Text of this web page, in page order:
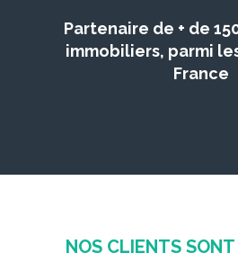
Partenaire de + de
immobiliers, parmi
France
NOS CLIENTS